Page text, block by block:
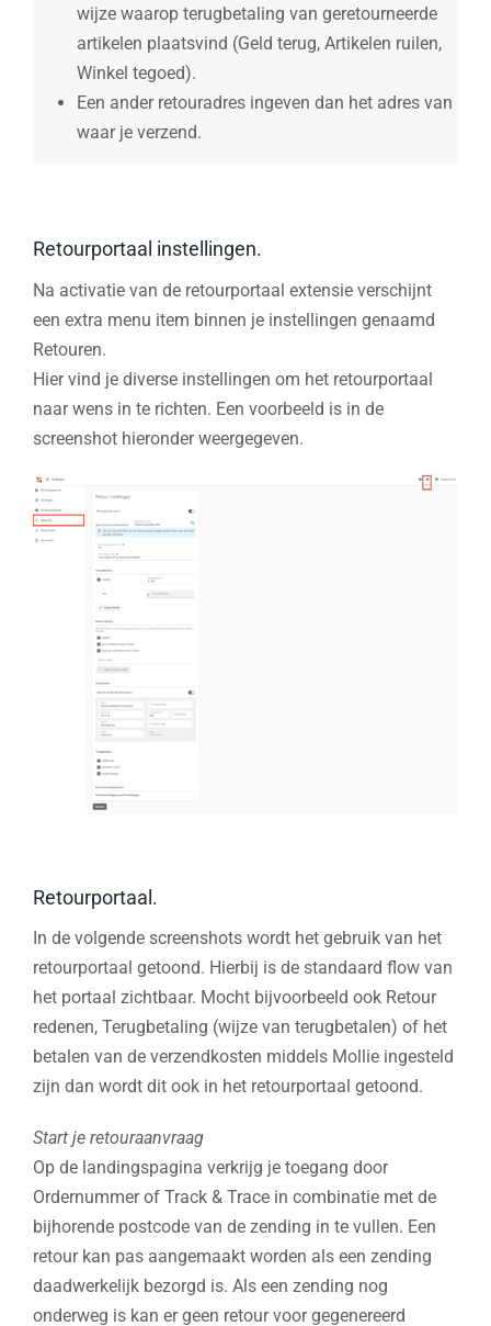
wijze waarop terugbetaling van geretourneerde
artikelen plaatsvind (Geld terug, Artikelen ruilen,
Winkel tegoed).
Een ander retouradres ingeven dan het adres van
waar je verzend.
Retourportaal instellingen.
Na activatie van de retourportaal extensie verschijnt
een extra menu item binnen je instellingen genaamd
Retouren.
Hier vind je diverse instellingen om het retourportaal
naar wens in te richten. Een voorbeeld is in de
screenshot hieronder weergegeven.
Retourportaal.
In de volgende screenshots wordt het gebruik van het
retourportaal getoond. Hierbij is de standaard flow van
het portaal zichtbaar. Mocht bijvoorbeeld ook Retour
redenen, Terugbetaling (wijze van terugbetalen) of het
betalen van de verzendkosten middels Mollie ingesteld
zijn dan wordt dit ook in het retourportaal getoond.
Start je retouraanvraag
Op de landingspagina verkrijg je toegang door
Ordernummer of Track & Trace in combinatie met de
bijhorende postcode van de zending in te vullen. Een
retour kan pas aangemaakt worden als een zending
daadwerkelijk bezorgd is. Als een zending nog
onderweg is kan er geen retour voor gegenereerd